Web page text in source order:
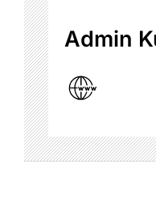
Admin